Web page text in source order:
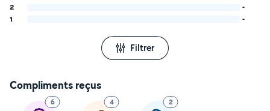
2
-
1
-
Filtrer
Compliments reçus
6 4 2